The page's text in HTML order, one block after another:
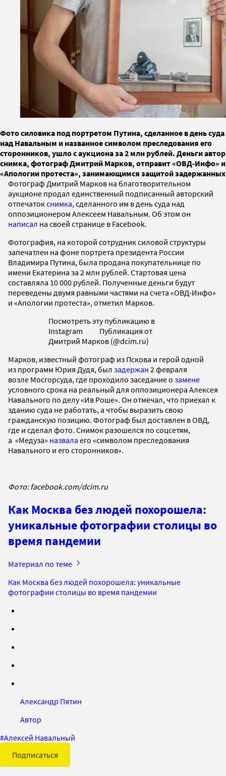
Фото силовика под портретом Путина, сделанное в день суда
над Навальным и названное символом преследования его
сторонников, ушло с аукциона за 2 млн рублей. Деньги автор
снимка, фотограф Дмитрий Марков, отправит «ОВД-Инфо» и
«Апологии протеста», занимающимся защитой задержанных
Фотограф Дмитрий Марков на благотворительном
аукционе продал единственный подписанный авторский
отпечатокснимка, сделанного им в день суда над
оппозиционером Алексеем Навальным. Об этом он
написал на своей странице в Facebook.
Фотография, на которой сотрудник силовой структуры
запечатлен на фоне портрета президента России
Владимира Путина, была продана покупательнице по
имени Екатерина за 2 млн рублей. Стартовая цена
составляла 10 000 рублей. Полученные деньги будут
переведены двумя равными частями на счета «ОВД-Инфо»
и «Апологии протеста», отметил Марков.
Посмотреть эту публикацию в
Instagram Публикация от
Дмитрий Марков (@dcim.ru)
Марков, известный фотограф из Пскова и герой одной
из программ Юрия Дудя, был задержан 2 февраля
возле Мосгорсуда, где проходило заседание о замене
условного срока на реальный для оппозиционера Алексея
Навального по делу «Ив Роше». Он отмечал, что приехал к
зданию суда не работать, а чтобы выразить свою
гражданскую позицию. Фотограф был доставлен в ОВД,
где и сделал фото. Снимок разошелся по соцсетям,
а «Медуза» назвала его «символом преследования
Навального и его сторонников».
Фото: facebook.com/dcim.ru
Как Москва без людей похорошела:
уникальные фотографии столицы во
время пандемии
Материал по теме
Как Москва без людей похорошела: уникальные
фотографии столицы во время пандемии
Александр Пятин
Автор
#Алексей Навальный
Подписаться